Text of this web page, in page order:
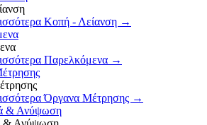
Κοπή - Λείανση →
Παρελκόμενα →
Όργανα Μέτρησης →
& Ανύψωση